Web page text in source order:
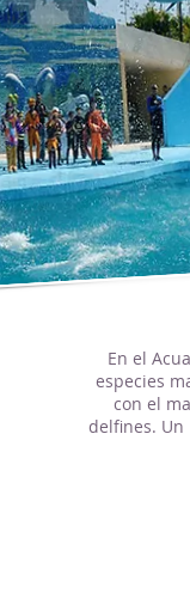
En el
especies
con el
delfines.